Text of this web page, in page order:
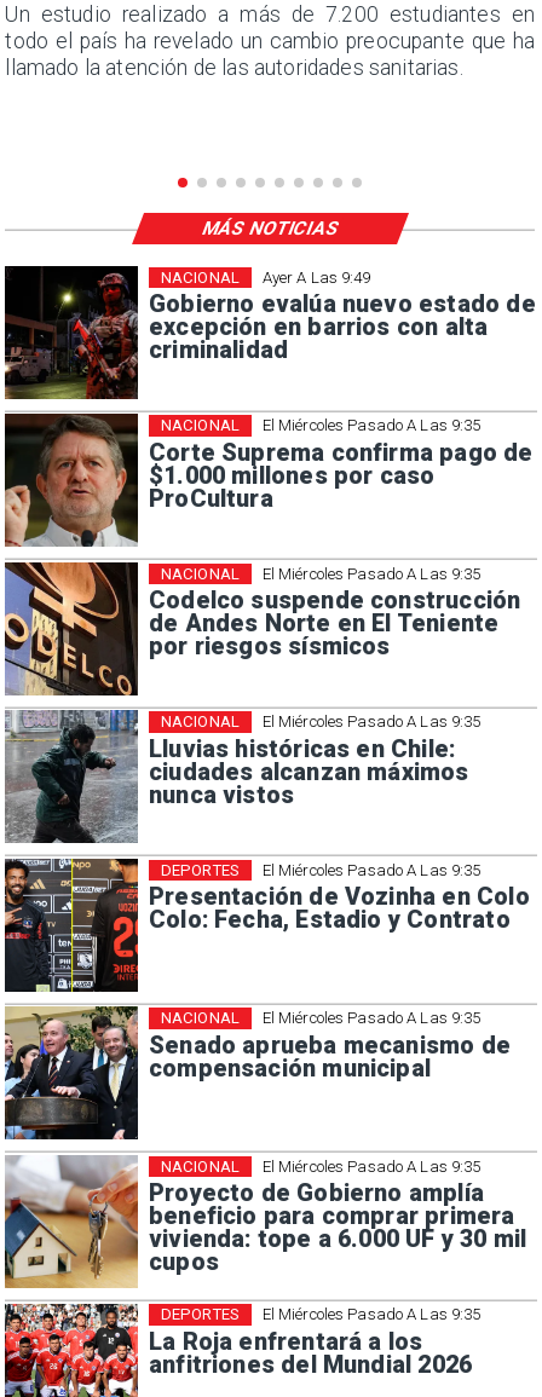
Un estudio realizado a más de 7.200 estudiantes en
todo el país ha revelado un cambio preocupante que ha
llamado la atención de las autoridades sanitarias.
Ayer A Las 9:49
Gobierno evalúa nuevo estado de
excepción en barrios con alta
criminalidad
NACIONAL
El Miércoles Pasado A Las 9:35
Corte Suprema confirma pago de
$1.000 millones por caso
ProCultura
NACIONAL
El Miércoles Pasado A Las 9:35
Codelco suspende construcción
de Andes Norte en El Teniente
por riesgos sísmicos
NACIONAL
El Miércoles Pasado A Las 9:35
Lluvias históricas en Chile:
ciudades alcanzan máximos
nunca vistos
NACIONAL
El Miércoles Pasado A Las 9:35
Presentación de Vozinha en Colo
Colo: Fecha, Estadio y Contrato
DEPORTES
El Miércoles Pasado A Las 9:35
Senado aprueba mecanismo de
compensación municipal
NACIONAL
El Miércoles Pasado A Las 9:35
Proyecto de Gobierno amplía
beneficio para comprar primera
vivienda: tope a 6.000 UF y 30 mil
cupos
NACIONAL
El Miércoles Pasado A Las 9:35
La Roja enfrentará a los
anfitriones del Mundial 2026
DEPORTES
MÁS NOTICIAS